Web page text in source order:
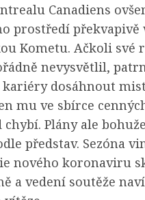
Canadiens
prostředí překvapivě
Kometu. Ačkoli své
nevysvětlil,
dosáhnout
mu ve sbírce
chybí. Plány ale
představ. Sezóna
nového koronaviru
a vedení soutěže